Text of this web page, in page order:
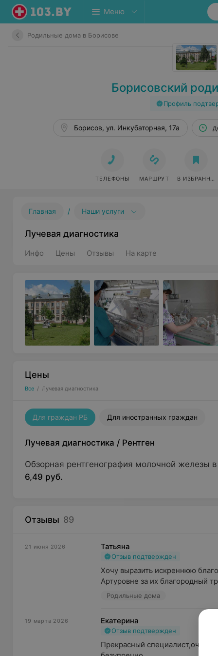
Меню
Родильные дома в Борисове
Борисовский
Профиль
Борисов, ул. Инкубаторная, 17а
ТЕЛЕФОНЫ МАРШРУТ В ИЗБРАННОЕ
Главная / Наши услуги
Лучевая диагностика
Инфо Цены Отзывы На карте
Цены
Все / Лучевая диагностика
Для граждан РБ Для иностранных граждан
Лучевая диагностика / Рентген
Обзорная рентгенография молочной железы
6,49 руб.
Отзывы 89
21 июня 2026 Татьяна
Отзыв подтвержден
Хочу выразить искреннюю
Артуровне за их благородный
Родильные дома
19 марта 2026 Екатерина
Отзыв подтвержден
Прекрасный специалист,очень